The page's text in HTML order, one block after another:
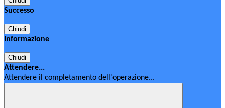
Successo
Chiudi
Informazione
Chiudi
Attendere...
Attendere il completamento dell'operazione...